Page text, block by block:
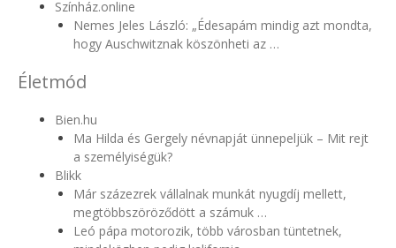
Színház.online
Nemes Jeles László: „Édesapám mindig azt mondta,
hogy Auschwitznak köszönheti az …
Életmód
Bien.hu
Ma Hilda és Gergely névnapját ünnepeljük – Mit rejt
a személyiségük?
Blikk
Már százezrek vállalnak munkát nyugdíj mellett,
megtöbbszöröződött a számuk …
Leó pápa motorozik, több városban tüntetnek,